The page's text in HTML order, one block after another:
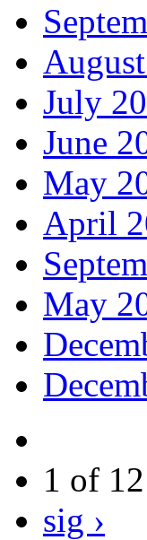
July
June
May
April
May
1 of 12
sig ›